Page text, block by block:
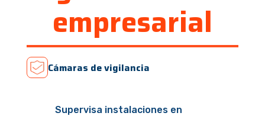
empresarial
Cámaras de vigilancia
Supervisa instalaciones en